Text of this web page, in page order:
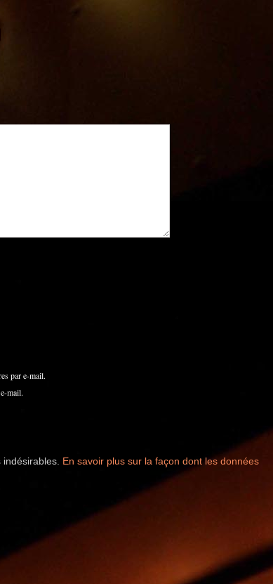
par e-mail.
mail.
En savoir plus sur la façon dont les données